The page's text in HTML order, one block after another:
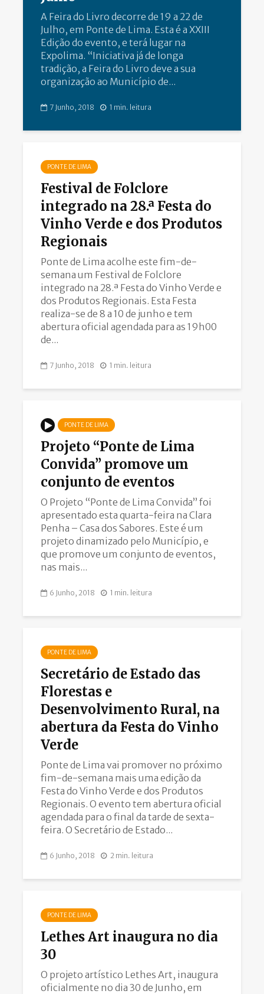
A Feira do Livro decorre de 19 a 22 de
Julho, em Ponte de Lima. Esta é a XXIII
Edição do evento, e terá lugar na
Expolima. “Iniciativa já de longa
tradição, a Feira do Livro deve a sua
organização ao Município de...
7 Junho, 2018 1 min. leitura
PONTE DE LIMA
Festival de Folclore
integrado na 28.ª Festa do
Vinho Verde e dos Produtos
Regionais
Ponte de Lima acolhe este fim-de-
semana um Festival de Folclore
integrado na 28.ª Festa do Vinho Verde e
dos Produtos Regionais. Esta Festa
realiza-se de 8 a 10 de junho e tem
abertura oficial agendada para as 19h00
de...
7 Junho, 2018 1 min. leitura
PONTE DE LIMA
Projeto “Ponte de Lima
Convida” promove um
conjunto de eventos
O Projeto “Ponte de Lima Convida” foi
apresentado esta quarta-feira na Clara
Penha – Casa dos Sabores. Este é um
projeto dinamizado pelo Município, e
que promove um conjunto de eventos,
nas mais...
6 Junho, 2018 1 min. leitura
PONTE DE LIMA
Secretário de Estado das
Florestas e
Desenvolvimento Rural, na
abertura da Festa do Vinho
Verde
Ponte de Lima vai promover no próximo
fim-de-semana mais uma edição da
Festa do Vinho Verde e dos Produtos
Regionais. O evento tem abertura oficial
agendada para o final da tarde de sexta-
feira. O Secretário de Estado...
6 Junho, 2018 2 min. leitura
PONTE DE LIMA
Lethes Art inaugura no dia
30
O projeto artístico Lethes Art, inaugura
oficialmente no dia 30 de Junho, em